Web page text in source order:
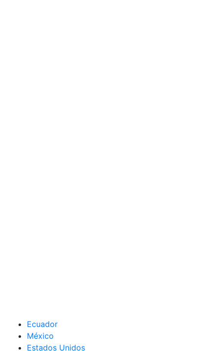
Ecuador
México
Estados Unidos